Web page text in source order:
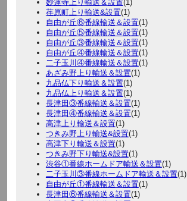
妙蓮寺上り輸送＆設置(1)
荏原町上り輸送&設置(1)
自由が丘⑥番線輸送＆設置(1)
自由が丘⑤番線輸送＆設置(1)
自由が丘③番線輸送＆設置(1)
自由が丘④番線輸送＆設置(1)
二子玉川④番線輸送＆設置(1)
あざみ野上り輸送＆設置(1)
九品仏下り輸送＆設置(1)
九品仏上り輸送＆設置(1)
長津田③番線輸送＆設置(1)
長津田④番線輸送＆設置(1)
高津上り輸送＆設置(1)
つきみ野上り輸送&設置(1)
高津下り輸送＆設置(1)
つきみ野下り輸送&設置(1)
渋谷①番線ホームドア輸送＆設置(1)
二子玉川③番線ホームドア輸送＆設置(1)
自由が丘①番線輸送＆設置(1)
長津田⑥番線輸送＆設置(1)